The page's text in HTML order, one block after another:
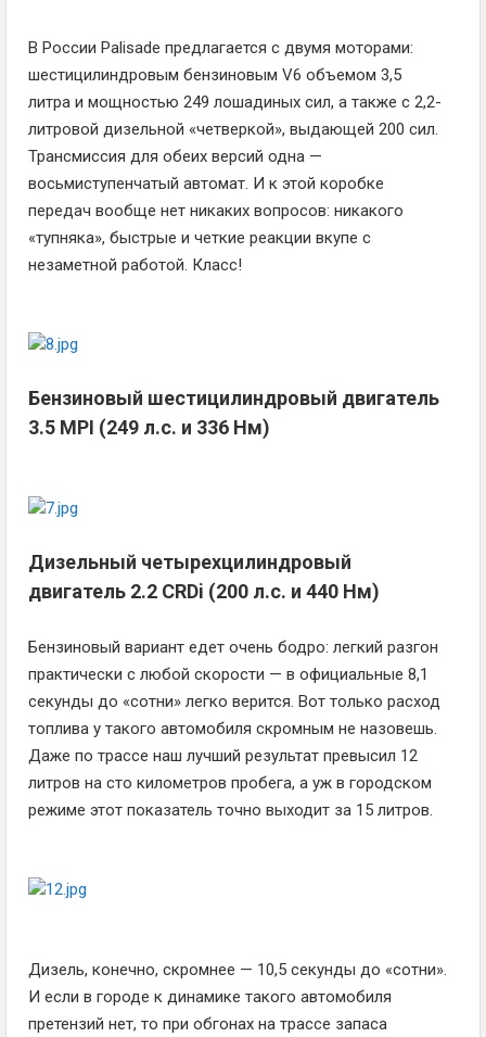
В России Palisade предлагается с двумя моторами:
шестицилиндровым бензиновым V6 объемом 3,5
литра и мощностью 249 лошадиных сил, а также с 2,2-
литровой дизельной «четверкой», выдающей 200 сил.
Трансмиссия для обеих версий одна —
восьмиступенчатый автомат. И к этой коробке
передач вообще нет никаких вопросов: никакого
«тупняка», быстрые и четкие реакции вкупе с
незаметной работой. Класс!
Бензиновый шестицилиндровый двигатель
3.5 MPI (249 л.с. и 336 Нм)
Дизельный четырехцилиндровый
двигатель 2.2 CRDi (200 л.с. и 440 Нм)
Бензиновый вариант едет очень бодро: легкий разгон
практически с любой скорости — в официальные 8,1
секунды до «сотни» легко верится. Вот только расход
топлива у такого автомобиля скромным не назовешь.
Даже по трассе наш лучший результат превысил 12
литров на сто километров пробега, а уж в городском
режиме этот показатель точно выходит за 15 литров.
Дизель, конечно, скромнее — 10,5 секунды до «сотни».
И если в городе к динамике такого автомобиля
претензий нет, то при обгонах на трассе запаса